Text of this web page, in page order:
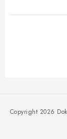
Copyright 2026